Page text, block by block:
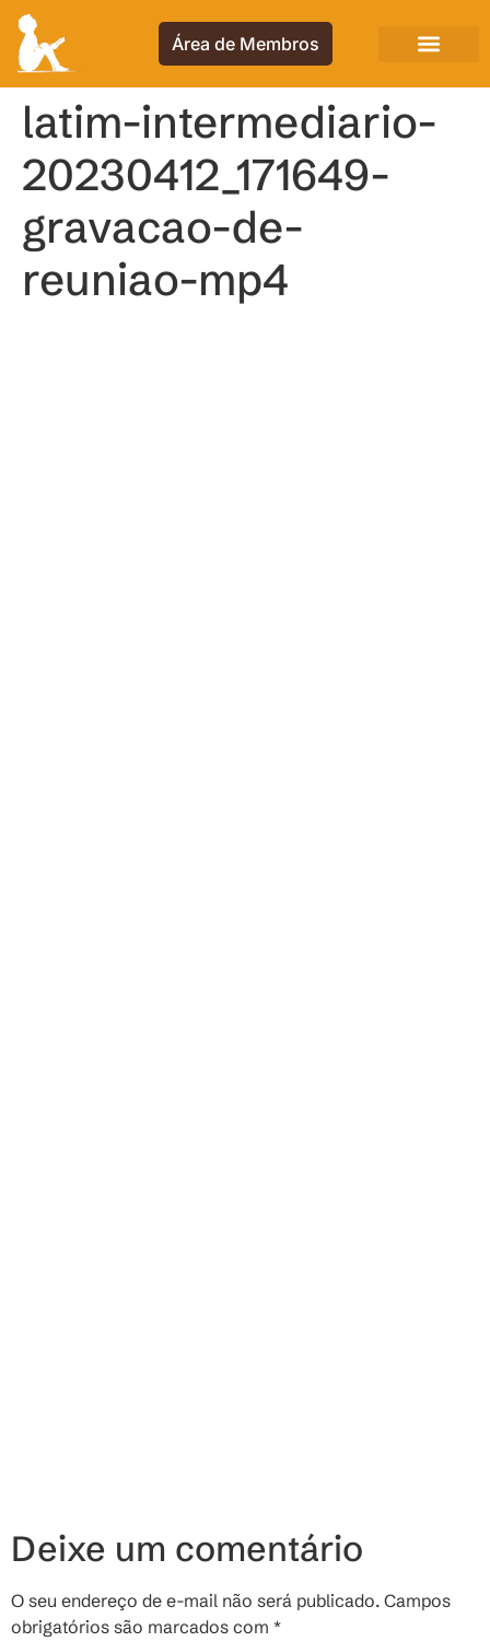
Área de Membros
latim-intermediario-
20230412_171649-
gravacao-de-
reuniao-mp4
Deixe um comentário
O seu endereço de e-mail não será publicado. Campos
obrigatórios são marcados com *